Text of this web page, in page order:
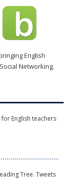
English
Networking.
English teachers
Tree. Tweets